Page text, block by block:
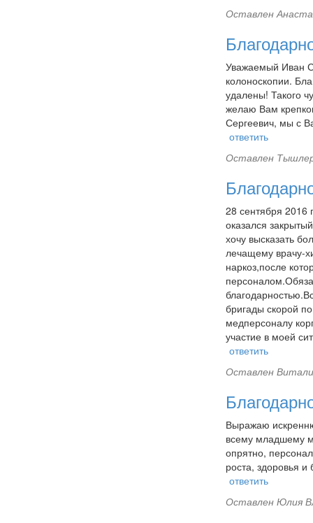
Оставлен
Уважаемый Иван
колоноскопии.
удалены! Такого
желаю Вам
Сергеевич, мы с
ответить
Оставлен
28 сентября 2016
оказался
хочу высказать
лечащему врачу-
наркоз,после
бригады скорой
медперсоналу
участие в моей
ответить
Оставлен
Выражаю
всему младшему
опрятно,
роста, здоровья и
ответить
Оставлен Юлия